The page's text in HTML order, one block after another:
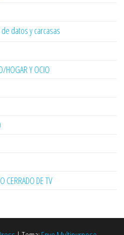
datos y carcasas
HOGAR Y OCIO
CERRADO DE TV